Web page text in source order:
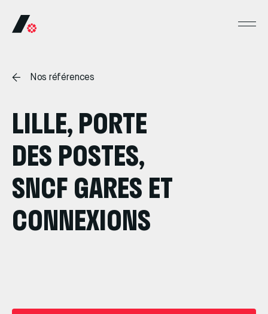
Nos références
LILLE, PORTE
DES POSTES,
SNCF GARES ET
CONNEXIONS